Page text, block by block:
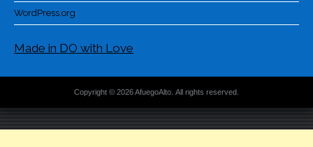
WordPress.org
Made in DO with Love
Copyright © 2026 AfuegoAlto. All rights reserved.